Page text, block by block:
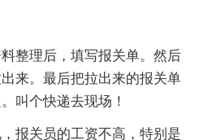
整理后，填写报关单。然后
来。最后把拉出来的报关单
叫个快递去现场！
报关员的工资不高，特别是